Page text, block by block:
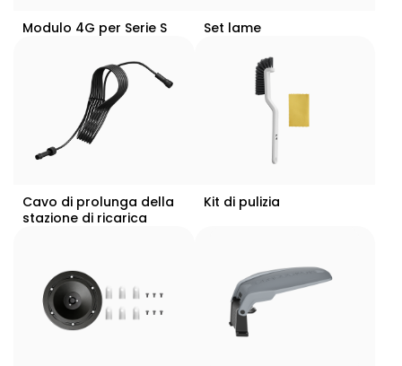
Modulo 4G per Serie S Set lame
Cavo di prolunga della
stazione di ricarica
Kit di pulizia